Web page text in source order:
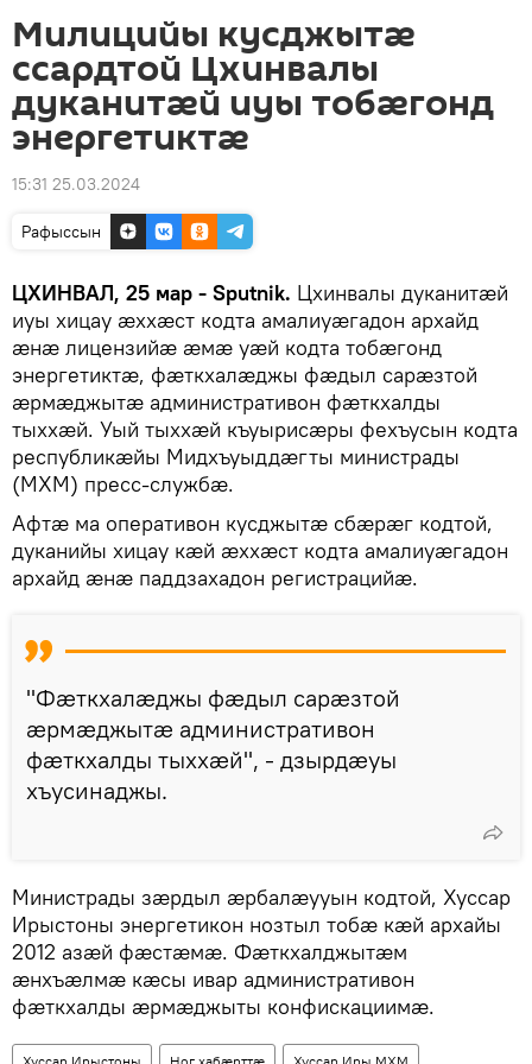
Милицийы кусджытæ
ссардтой Цхинвалы
дуканитæй иуы тобæгонд
энергетиктæ
15:31 25.03.2024
Рафыссын
ЦХИНВАЛ, 25 мар - Sputnik. Цхинвалы дуканитæй
иуы хицау æххæст кодта амалиуæгадон архайд
æнæ лицензийæ æмæ уæй кодта тобæгонд
энергетиктæ, фæткхалæджы фæдыл сарæзтой
æрмæджытæ административон фæткхалды
тыххæй. Уый тыххæй къуырисæры фехъусын кодта
республикæйы Мидхъуыддæгты министрады
(МХМ) пресс-службæ.
Афтæ ма оперативон кусджытæ сбæрæг кодтой,
дуканийы хицау кæй æххæст кодта амалиуæгадон
архайд æнæ паддзахадон регистрацийæ.
"Фæткхалæджы фæдыл сарæзтой
æрмæджытæ административон
фæткхалды тыххæй", - дзырдæуы
хъусинаджы.
Министрады зæрдыл æрбалæууын кодтой, Хуссар
Ирыстоны энергетикон нозтыл тобæ кæй архайы
2012 азæй фæстæмæ. Фæткхалджытæм
æнхъæлмæ кæсы ивар административон
фæткхалды æрмæджыты конфискациимæ.